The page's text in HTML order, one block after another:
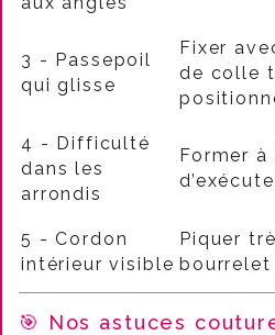
3 - Passepoil
qui glisse
Fixer
de colle
4 - Difficulté
dans les
arrondis
Former
5 - Cordon
intérieur visible
Piquer
bourrelet
🎯 Nos astuces